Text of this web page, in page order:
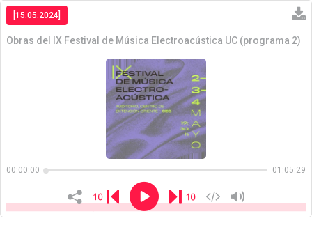
[15.05.2024]
Obras del IX Festival de Música Electroacústica UC (programa 2)
00:00:00 01:05:29